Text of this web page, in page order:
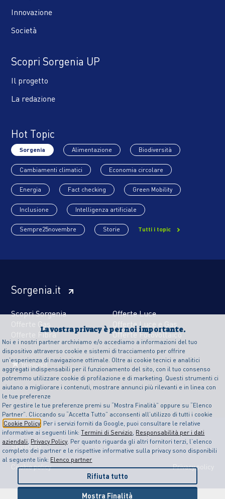
La vostra privacy è per noi importante.
Noi e i nostri partner archiviamo e/o accediamo a informazioni del tuo
dispositivo attraverso cookie e sistemi di tracciamento per offrire
un’esperienza di navigazione ottimale. Oltre ai cookie tecnici e analitici
aggregati indispensabili per il funzionamento del sito, con il tuo consenso
potremmo utilizzare cookie di profilazione e di marketing. Questi strumenti ci
aiutano a migliorare i contenuti, mostrare annunci più rilevanti e in linea con
le tue preferenze
Per gestire le tue preferenze premi su “Mostra Finalità” oppure su “Elenco
Partner”. Cliccando su “Accetta Tutto” acconsenti all’utilizzo di tutti i cookie
Cookie Policy . Per i servizi forniti da Google, puoi consultare le relative
informative ai seguenti link:Termini di Servizio, Responsabilità per i dati
aziendali, Privacy Policy. Per quanto riguarda gli altri fornitori terzi, l’elenco
completo dei partner e le rispettive informative sulla privacy sono disponibili
al seguente link: Elenco partner
Rifiuta tutto
Mostra Finalità
Innovazione
Società
Scopri Sorgenia UP
Il progetto
La redazione
Hot Topic
Sorgenia Alimentazione Biodiversità
Cambiamenti climatici Economia circolare
Energia Fact checking Green Mobility
Inclusione Intelligenza artificiale
Sempre25novembre Storie Tutti i topic
Sorgenia.it
Scopri Sorgenia
Offerte Luce
Offerte Gas
Offerte Luce e Gas
Offerte Fibra
Offerte Fotovoltaico
Seguici su
Cookie policy Privacy policy